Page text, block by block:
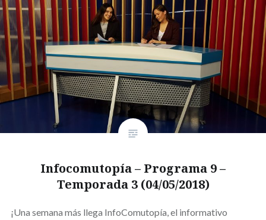
Infocomutopía – Programa 9 –
Temporada 3 (04/05/2018)
¡Una semana más llega InfoComutopía, el informativo